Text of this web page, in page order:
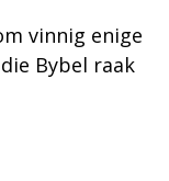
vinnig enige
Bybel raak